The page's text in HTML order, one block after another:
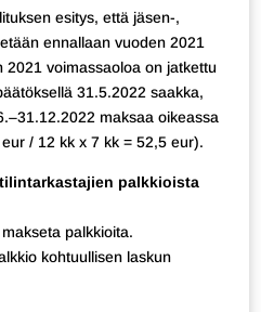
esitys, että jäsen-,
ennallaan vuoden 2021
voimassaoloa on jatkettu
31.5.2022 saakka,
maksaa oikeassa
/ 12 kk x 7 kk = 52,5 eur).
palkkioista
palkkioita.
kohtuullisen laskun